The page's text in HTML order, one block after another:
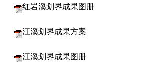
红岩溪划界成果图册
江溪划界成果方案
江溪划界成果图册